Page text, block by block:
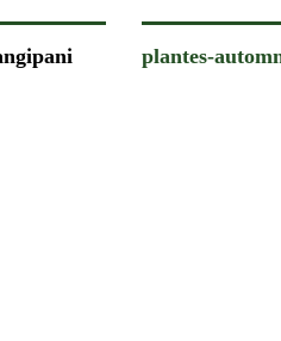
plantes-